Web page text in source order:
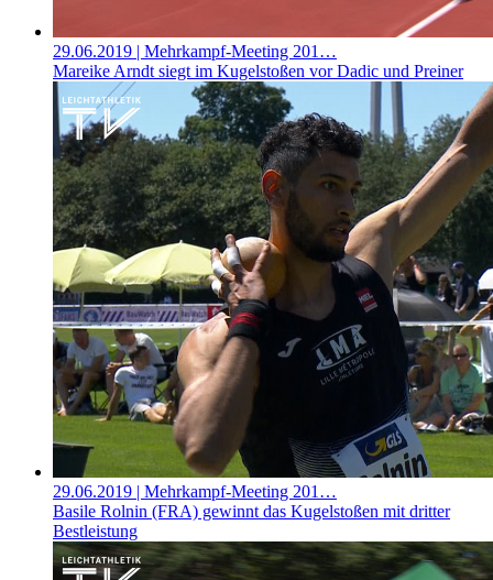
29.06.2019 | Mehrkampf-Meeting 201…
Mareike Arndt siegt im Kugelstoßen vor Dadic und Preiner
29.06.2019 | Mehrkampf-Meeting 201…
Basile Rolnin (FRA) gewinnt das Kugelstoßen mit dritter
Bestleistung